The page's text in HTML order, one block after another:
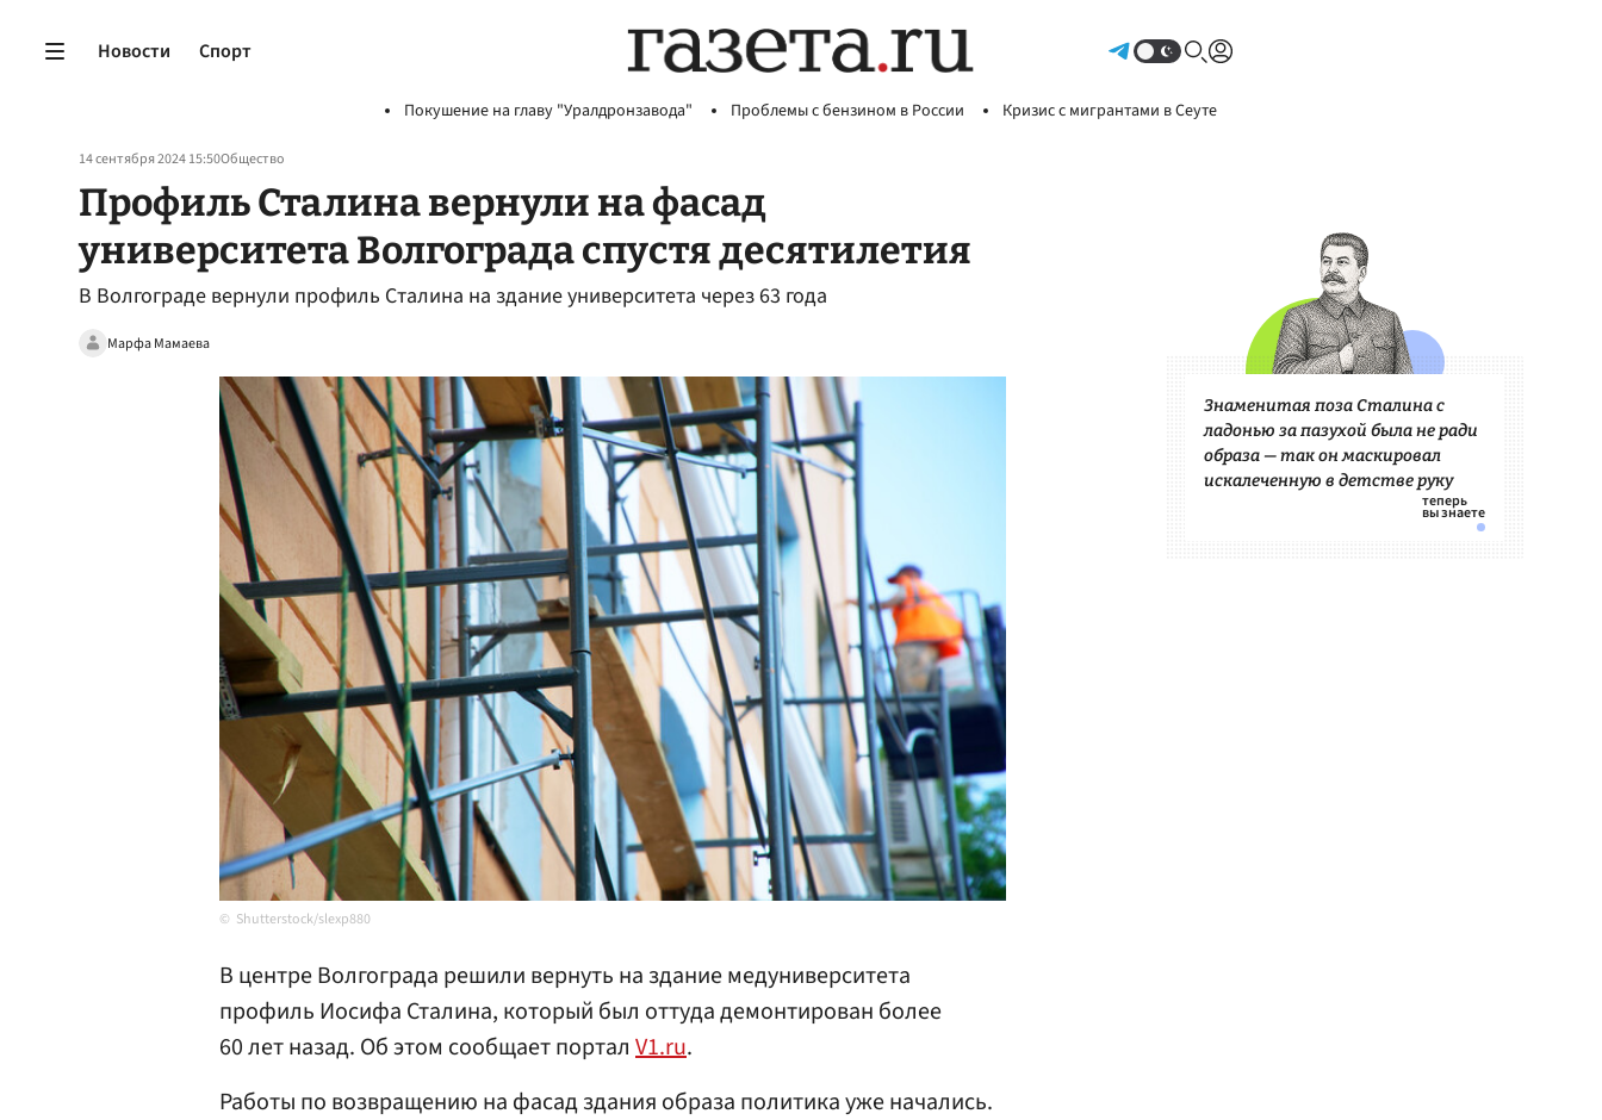
Новости Спорт
Покушение на главу "Уралдронзавода" Проблемы с бензином в России Кризис с мигрантами в Сеуте
14 сентября 2024 15:50Общество
Профиль Сталина вернули на фасад
университета Волгограда спустя десятилетия
В Волгограде вернули профиль Сталина на здание университета через 63 года
Марфа Мамаева
Shutterstock/slexp880
В центре Волгограда решили вернуть на здание медуниверситета
профиль Иосифа Сталина, который был оттуда демонтирован более
60 лет назад. Об этом сообщает портал V1.ru.
Работы по возвращению на фасад здания образа политика уже начались.
Знаменитая поза Сталина с
ладонью за пазухой была не ради
образа — так он маскировал
искалеченную в детстве руку